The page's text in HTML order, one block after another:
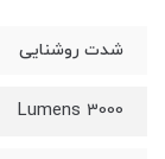
شدت روشنایی
3000 Lumens